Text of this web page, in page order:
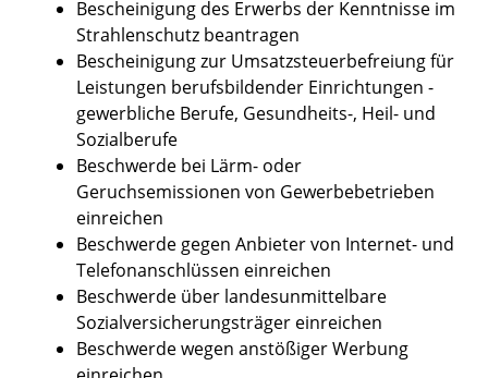
Bescheinigung des Erwerbs der Kenntnisse im
Strahlenschutz beantragen
Bescheinigung zur Umsatzsteuerbefreiung für
Leistungen berufsbildender Einrichtungen -
gewerbliche Berufe, Gesundheits-, Heil- und
Sozialberufe
Beschwerde bei Lärm- oder
Geruchsemissionen von Gewerbebetrieben
einreichen
Beschwerde gegen Anbieter von Internet- und
Telefonanschlüssen einreichen
Beschwerde über landesunmittelbare
Sozialversicherungsträger einreichen
Beschwerde wegen anstößiger Werbung